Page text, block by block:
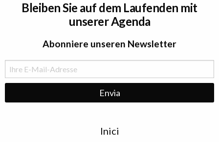
Bleiben Sie auf dem Laufenden mit
unserer Agenda
Abonniere unseren Newsletter
Inici